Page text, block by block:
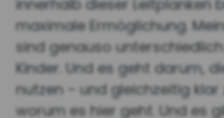
innerhalb dieser Leitplanken
maximale Ermöglichung.
sind genauso
Kinder. Und es geht darum,
nutzen – und gleichzeitig klar
worum es hier geht. Und es